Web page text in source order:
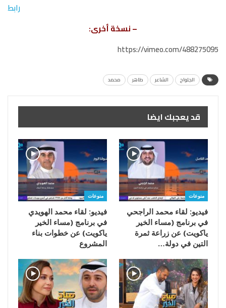
رابط
– نسخة أخرى:
https://vimeo.com/488275095
الجلواح الشاعر طاهر محمد
قد يعجبك ايضا
منوعات
فيديو: لقاء محمد الراجحي
في برنامج (مساء الخير
ياكويت) عن زراعة ثمرة
التين في دولة…
منوعات
فيديو: لقاء محمد الهويدي
في برنامج (مساء الخير
ياكويت) عن خطوات بناء
المشروع